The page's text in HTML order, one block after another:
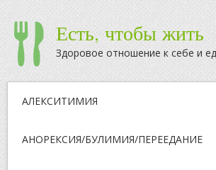
Есть, чтобы жить
Здоровое отношение к себе и
АЛЕКСИТИМИЯ
АНОРЕКСИЯ/БУЛИМИЯ/ПЕРЕЕДАНИЕ